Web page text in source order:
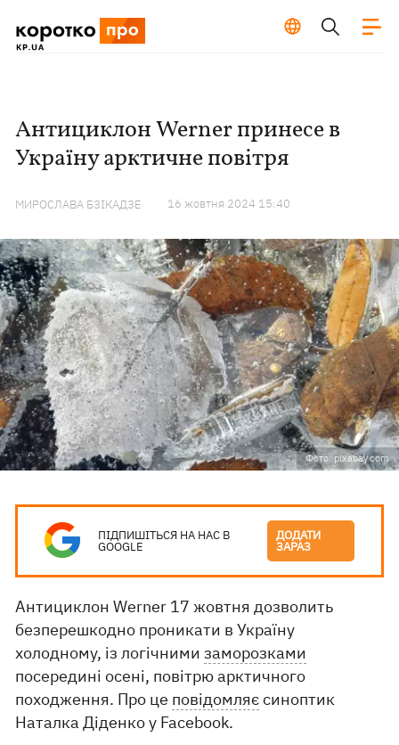
Антициклон Werner принесе в
Україну арктичне повітря
МИРОСЛАВА БЗІКАДЗЕ 16 жовтня 2024 15:40
Фото: pixabay.com
ПІДПИШІТЬСЯ НА НАС В
GOOGLE
ДОДАТИ
ЗАРАЗ
Антициклон Werner 17 жовтня дозволить
безперешкодно проникати в Україну
холодному, із логічнимизаморозками
посередині осені, повітрю арктичного
походження. Про це повідомляєсиноптик
Наталка Діденко у Facebook.